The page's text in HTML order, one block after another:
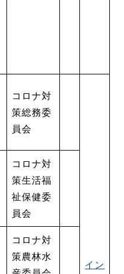
コロナ対
策総務委
員会
イン
コロナ対
策生活福
祉保健委
員会
コロナ対
策農林水